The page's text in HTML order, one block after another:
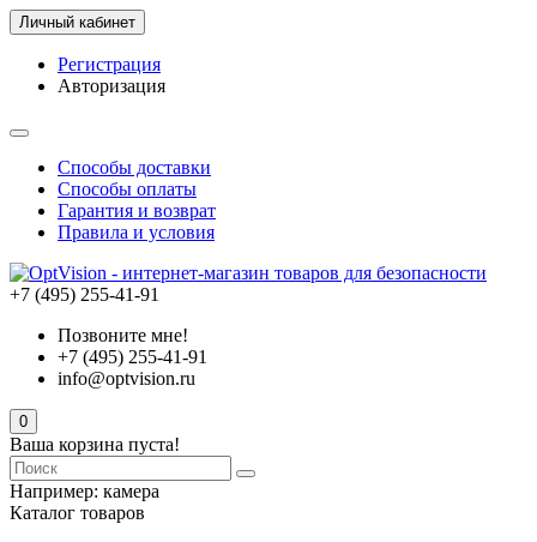
Личный кабинет
Регистрация
Авторизация
Способы доставки
Способы оплаты
Гарантия и возврат
Правила и условия
+7 (495) 255-41-91
Позвоните мне!
+7 (495) 255-41-91
info@optvision.ru
0
Ваша корзина пуста!
Например: камера
Каталог товаров